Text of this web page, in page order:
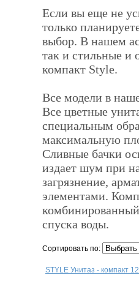
Если вы еще не
только
выбор. В нашем
так и стильные и
компакт Style.
Все модели в
Все цветные
специальным
максимальную
Сливные бачки
издает шум при
загрязнение,
элементами.
спуска воды.
Сортировать по:
STYLE Унитаз - компакт